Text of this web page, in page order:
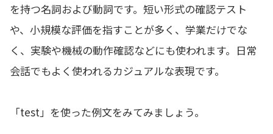
を持つ名詞および動詞です。短い形式の確認テスト
や、小規模な評価を指すことが多く、学業だけでな
く、実験や機械の動作確認などにも使われます。日常
会話でもよく使われるカジュアルな表現です。
「test」を使った例文をみてみましょう。